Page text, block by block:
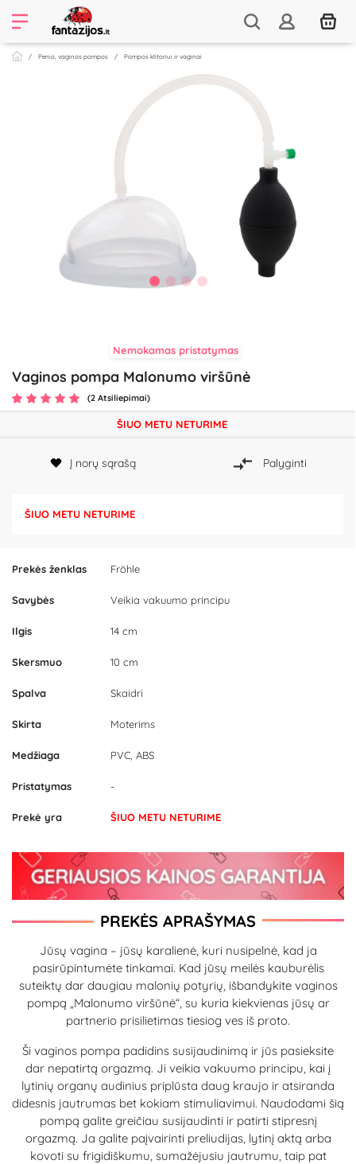
Penio, vaginos pompos Pompos klitoriui ir vaginai
Nemokamas pristatymas
Vaginos pompa Malonumo viršūnė
(2 Atsiliepimai)
Prekės ženklas Fröhle
Savybės Veikia vakuumo principu
Ilgis 14 cm
Skersmuo 10 cm
Spalva Skaidri
Skirta Moterims
Medžiaga PVC, ABS
Pristatymas -
Prekė yra ŠIUO METU NETURIME
ŠIUO METU NETURIME
Į norų sąrašą Palyginti
ŠIUO METU NETURIME
PREKĖS APRAŠYMAS
Jūsų vagina – jūsų karalienė, kuri nusipelnė, kad ja
pasirūpintumėte tinkamai. Kad jūsų meilės kauburėlis
suteiktų dar daugiau malonių potyrių, išbandykite vaginos
pompą „Malonumo viršūnė“, su kuria kiekvienas jūsų ar
partnerio prisilietimas tiesiog ves iš proto.
Ši vaginos pompa padidins susijaudinimą ir jūs pasieksite
dar nepatirtą orgazmą. Ji veikia vakuumo principu, kai į
lytinių organų audinius priplūsta daug kraujo ir atsiranda
didesnis jautrumas bet kokiam stimuliavimui. Naudodami šią
pompą galite greičiau susijaudinti ir patirti stipresnį
orgazmą. Ja galite paįvairinti preliudijas, lytinį aktą arba
kovoti su frigidiškumu, sumažėjusiu jautrumu, taip pat